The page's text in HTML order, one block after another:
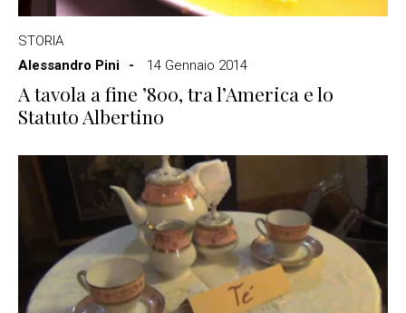
STORIA
Alessandro Pini
14 Gennaio 2014
A tavola a fine ’800, tra l’America e lo
Statuto Albertino